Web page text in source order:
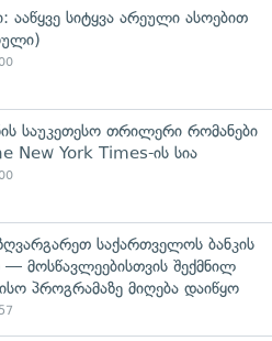
სიტყვა არეული ასოებით
საუკეთესო თრილერი რომანები
New York Times-ის სია
საქართველოს ბანკის
— მოსწავლეებისთვის შექმნილ
პროგრამაზე მიღება დაიწყო